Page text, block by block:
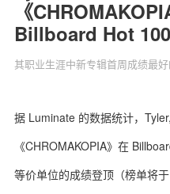
每
《
Billboard Hot
其职业生涯中新专辑首周成绩最好
据 Luminate 的数据统计，
《CHROMAKOPIA》在
等价单位的成绩登顶（榜单将